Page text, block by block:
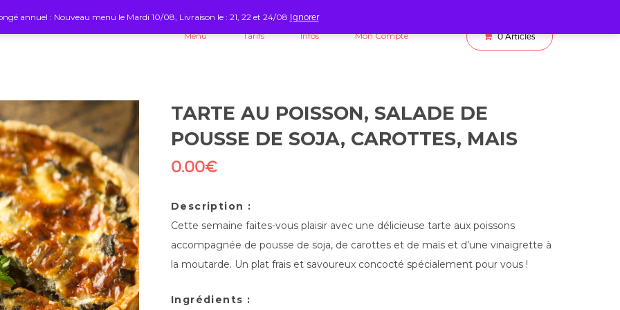
Menu Tarifs Infos Mon Compte 0 Articles
TARTE AU POISSON, SALADE DE
POUSSE DE SOJA, CAROTTES, MAIS
0.00€
Description :
Cette semaine faites-vous plaisir avec une délicieuse tarte aux poissons
accompagnée de pousse de soja, de carottes et de maïs et d’une vinaigrette à
la moutarde. Un plat frais et savoureux concocté spécialement pour vous !
Ingrédients :
annuel : Nouveau menu le Mardi 10/08, Livraison le : 21, 22 et 24/08 Ignorer